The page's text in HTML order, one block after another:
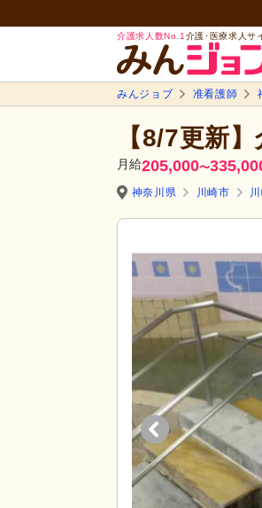
介護求人数No.1 介護･医療求人サ
みんジョブ 准看護師
【8/7更新
月給205,000〜
神奈川県 川崎市